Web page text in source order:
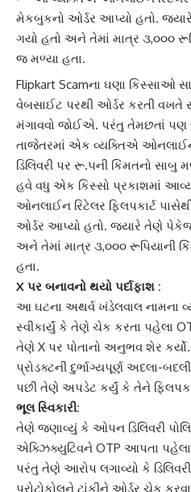
મેકબુકનો ઓર્ડર આપ્યો હતો.
ગયો હતો અને તેમાં માત્ર ૩,૦૦૦
જ મળ્યા હતા.
Flipkart Scamના ઘણા કિસ્સાઓ
વેબસાઈટ પરથી ઓર્ડર કરતી વખતે
મંગાવવો જોઈએ. પરંતુ તેમછતાં પણ
તાજેતરમાં એક વ્યક્તિએ
ડિલિવરી પર રૂ.૫ની કિંમતનો સાબુ
હવે વધુ એક કિસ્સો પ્રકાશમાં
ઓનલાઈન રિટેલર ફ્લિપકાર્ટ
ઓર્ડર આપ્યો હતો. જ્યારે તેણે પેકેજ
અને તેમાં માત્ર ૩,૦૦૦ રૂપિયાની
હતા.
X પર બનાવનો થયો પર્દાફાશ :
આ ઘટના અથર્વ ખંડેલવાલ નામના
સ્વીકાર્યું કે તેણે ચેક કરતા પહેલા
તેણે X પર પોતાનો અનુભવ શેર
પ્રોડક્ટની દુર્ભાગ્યપૂર્ણ અદલા-
પછી તેણે અપડેટ કર્યું કે તેને
ભૂલ સ્વિકારી:
તેણે જણાવ્યું કે ઓપન ડિલિવરી
એક્ઝિક્યુટિવને OTP આપતા
પરંતુ તેણે આરોપ લગાવ્યો કે
પ્રોટોકોલને ટાંકીને ઓર્ડર ચેક